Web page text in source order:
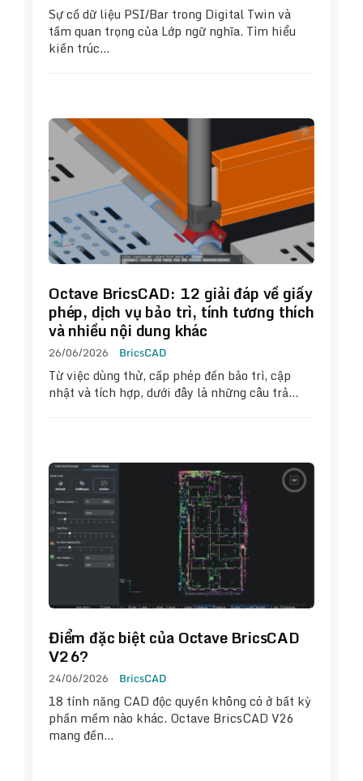
Sự cố dữ liệu PSI/Bar trong Digital Twin và
tầm quan trọng của Lớp ngữ nghĩa. Tìm hiểu
kiến trúc…
Octave BricsCAD: 12 giải đáp về giấy
phép, dịch vụ bảo trì, tính tương thích
và nhiều nội dung khác
26/06/2026 BricsCAD
Từ việc dùng thử, cấp phép đến bảo trì, cập
nhật và tích hợp, dưới đây là những câu trả…
Điểm đặc biệt của Octave BricsCAD
V26?
24/06/2026 BricsCAD
18 tính năng CAD độc quyền không có ở bất kỳ
phần mềm nào khác. Octave BricsCAD V26
mang đến…